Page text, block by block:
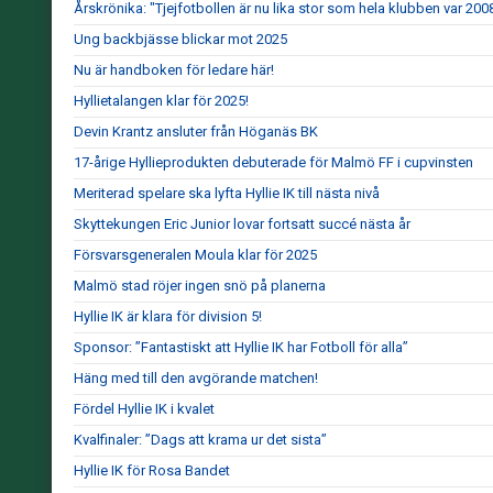
Årskrönika: "Tjejfotbollen är nu lika stor som hela klubben var
Ung backbjässe blickar mot 2025
Nu är handboken för ledare här!
Hyllietalangen klar för 2025!
Devin Krantz ansluter från Höganäs BK
17-årige Hyllieprodukten debuterade för Malmö FF i cupvinsten
Meriterad spelare ska lyfta Hyllie IK till nästa nivå
Skyttekungen Eric Junior lovar fortsatt succé nästa år
Försvarsgeneralen Moula klar för 2025
Malmö stad röjer ingen snö på planerna
Hyllie IK är klara för division 5!
Sponsor: ”Fantastiskt att Hyllie IK har Fotboll för alla”
Häng med till den avgörande matchen!
Fördel Hyllie IK i kvalet
Kvalfinaler: ”Dags att krama ur det sista”
Hyllie IK för Rosa Bandet